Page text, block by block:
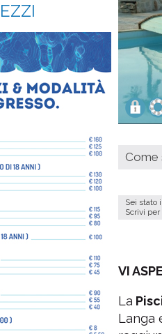
Come
Sei stato
Scrivi
VI
La
Langa